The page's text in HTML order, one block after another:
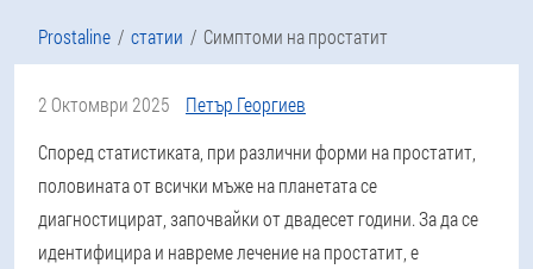
Prostaline статии Симптоми на простатит
2 Октомври 2025
Петър Георгиев
Според статистиката, при различни форми на простатит,
половината от всички мъже на планетата се
диагностицират, започвайки от двадесет години. За да се
идентифицира и навреме лечение на простатит, е